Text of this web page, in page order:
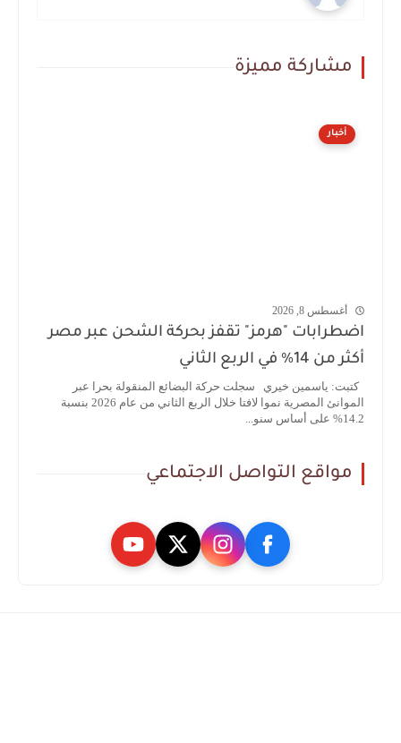
مشاركة مميزة
أخبار
أغسطس 8, 2026
اضطرابات "هرمز" تقفز بحركة الشحن عبر مصر
أكثر من 14% في الربع الثاني
كتبت: ياسمين خيري سجلت حركة البضائع المنقولة بحرا عبر
الموانئ المصرية نموا لافتا خلال الربع الثاني من عام 2026 بنسبة
14.2% على أساس سنو...
مواقع التواصل الاجتماعي